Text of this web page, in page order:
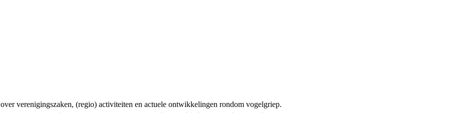
verenigingszaken, (regio) activiteiten en actuele ontwikkelingen rondom vogelgriep.